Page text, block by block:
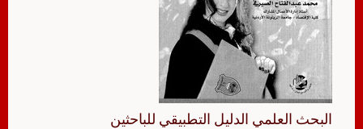
البحث العلمي الدليل التطبيقي للباحثين